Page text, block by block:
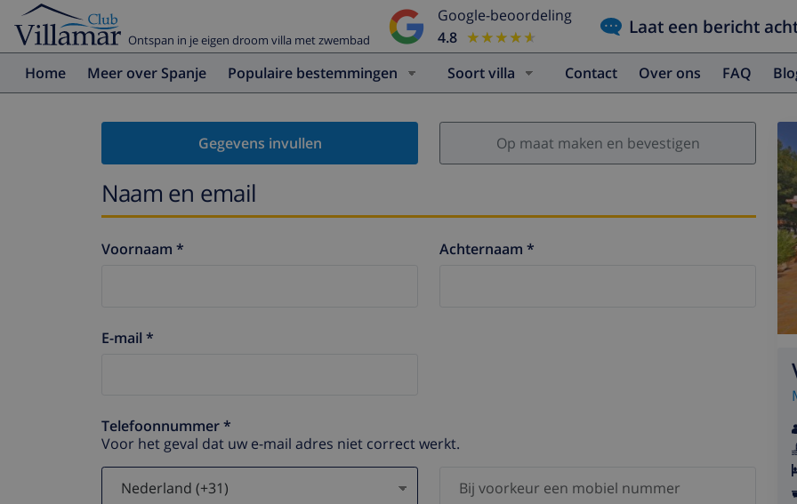
Ontspan in je eigen droom villa met zwembad
Google-beoordeling
4.8 ★★★★★
★★★★★ Laat een bericht
Home Meer over Spanje Populaire bestemmingen Soort villa Contact Over ons FAQ
Gegevens invullen Op maat maken en bevestigen
Naam en email
Voornaam * Achternaam *
E-mail *
Telefoonnummer *
Voor het geval dat uw e-mail adres niet correct werkt.